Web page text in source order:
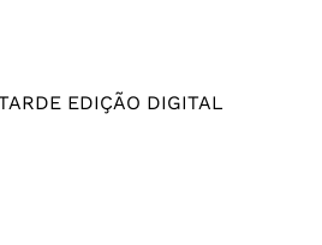
EDIÇÃO DIGITAL